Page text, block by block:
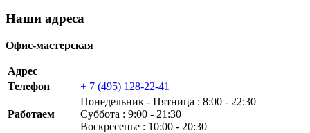
Наши адреса
Офис-мастерская
Адрес
Телефон
+ 7 (495) 128-22-41
Работаем
Понедельник ‐ Пятница : 8:00 - 22:30
Суббота : 9:00 - 21:30
Воскресенье : 10:00 - 20:30